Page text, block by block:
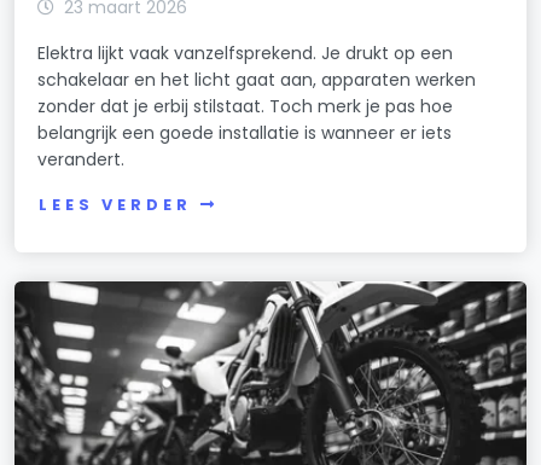
23 maart 2026
Elektra lijkt vaak vanzelfsprekend. Je drukt op een
schakelaar en het licht gaat aan, apparaten werken
zonder dat je erbij stilstaat. Toch merk je pas hoe
belangrijk een goede installatie is wanneer er iets
verandert.
LEES VERDER